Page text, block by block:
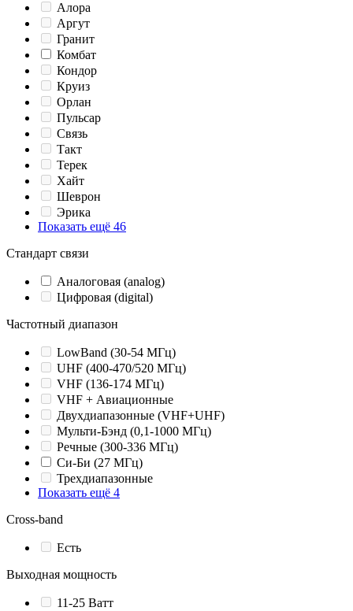
Алора
Аргут
Гранит
Комбат
Кондор
Круиз
Орлан
Пульсар
Связь
Такт
Терек
Хайт
Шеврон
Эрика
Показать ещё 46
Стандарт связи
Аналоговая (analog)
Цифровая (digital)
Частотный диапазон
LowBand (30-54 МГц)
UHF (400-470/520 МГц)
VHF (136-174 МГц)
VHF + Авиационные
Двухдиапазонные (VHF+UHF)
Мульти-Бэнд (0,1-1000 МГц)
Речные (300-336 МГц)
Си-Би (27 МГц)
Трехдиапазонные
Показать ещё 4
Cross-band
Есть
Выходная мощность
11-25 Ватт